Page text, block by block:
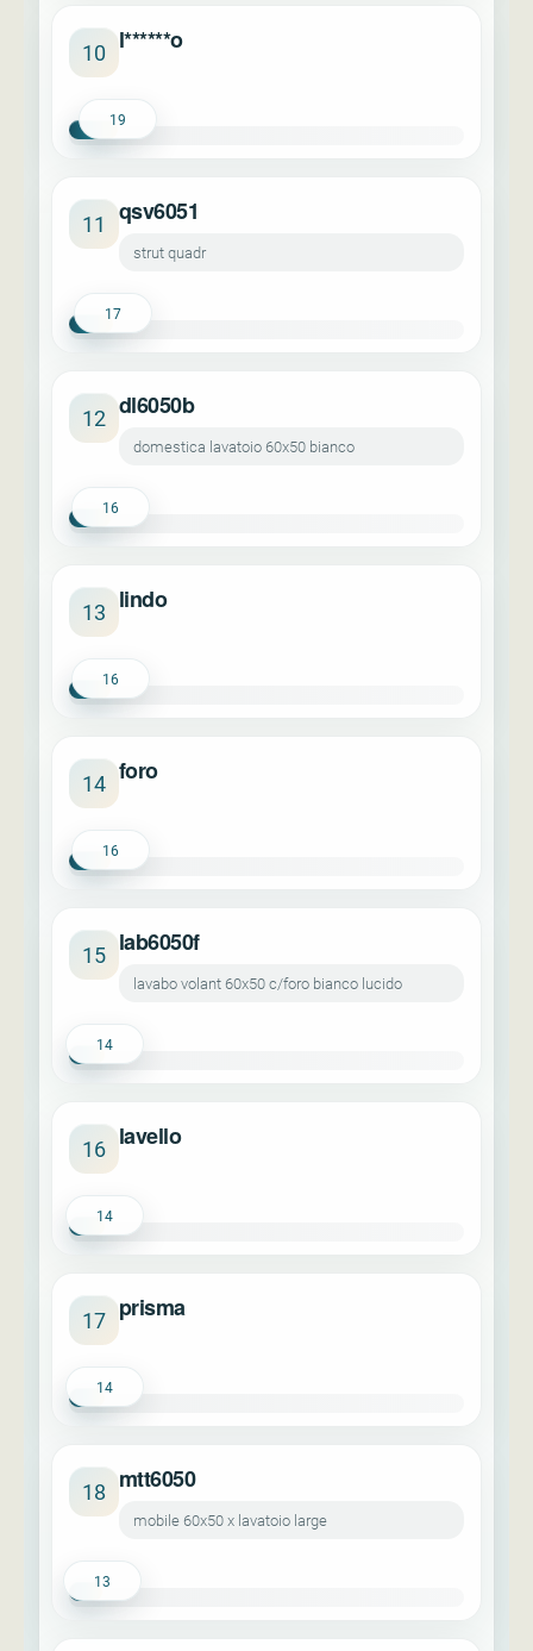
10 l******o
19
11 qsv6051
strut quadr
17
12 dl6050b
domestica lavatoio 60x50 bianco
16
13 lindo
16
14 foro
16
15 lab6050f
lavabo volant 60x50 c/foro bianco lucido
14
16 lavello
14
17 prisma
14
18 mtt6050
mobile 60x50 x lavatoio large
13